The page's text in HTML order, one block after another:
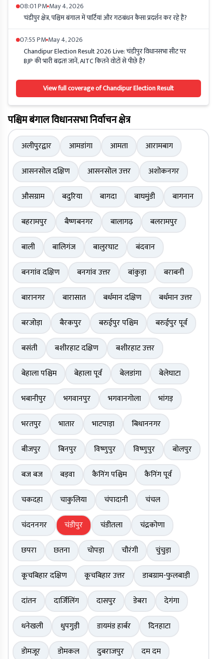
08:01 PM May 4, 2026
चंडीपुर क्षेत्र, पश्चिम बंगाल में पार्टियां और गठबंधन कैसा प्रदर्शन कर रहे हैं?
07:55 PM May 4, 2026
Chandipur Election Result 2026 Live: चंडीपुर विधानसभा सीट पर
BJP की भारी बढ़त! जानें, AITC कितने वोटों से पीछे है?
View full coverage of Chandipur Election Result
पश्चिम बंगाल विधानसभा निर्वाचन क्षेत्र
अलीपुरद्वार आमडांगा आमता
आरामबाग
आसनसोल दक्षिण
आसनसोल उत्तर
अशोकनगर
औसग्राम
बदुरिया बागदा बाघमुंडी
बागनान
बहरामपुर
बैष्णबनगर बालागढ़
बलरामपुर
बाली
बालिगंज बालुरघाट
बंदवान
बनगांव दक्षिण
बनगांव उत्तर बांकुड़ा
बराबनी
बारानगर
बारासात बर्धमान दक्षिण
बर्धमान उत्तर
बरजोड़ा
बैरकपुर बरुईपुर पश्चिम
बरुईपुर पूर्व
बसंती
बशीरहाट दक्षिण
बशीरहाट उत्तर
बेहाला पश्चिम
बेहाला पूर्व बेलडांगा
बेलेघाटा
भबानीपुर
भगवानपुर भगवानगोला
भांगड़
भरतपुर
भातार भाटपाड़ा
बिधाननगर
बीजपुर
बिनपुर विष्णुपुर विष्णुपुर
बोलपुर
बज बज
बड़वा कैनिंग पश्चिम
कैनिंग पूर्व
चकदहा
चाकुलिया चंपादानी
चंचल
चंदननगर
चंडीपुर चंडीतला
चंद्रकोणा
छपरा
छतना चोपड़ा चौरंगी
चुंचुड़ा
कूचबिहार दक्षिण
कूचबिहार उत्तर
डाबग्राम-फुलबाड़ी
दांतन
दार्जिलिंग दासपुर डेबरा
देगंगा
धनेखली
धुपगुड़ी डायमंड हार्बर
दिनहाटा
डोमजूर
डोमकल दुबराजपुर
दम दम